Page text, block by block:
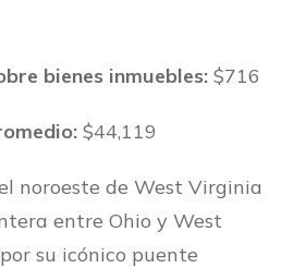
bienes inmuebles: $716
$44,119
noroeste de West Virginia
entre Ohio y West
su icónico puente